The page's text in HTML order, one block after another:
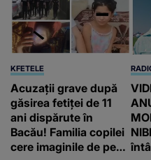
KFETELE
Acuzații grave după
găsirea fetiței de 11
ani dispărute în
Bacău! Familia copilei
cere imaginile de pe